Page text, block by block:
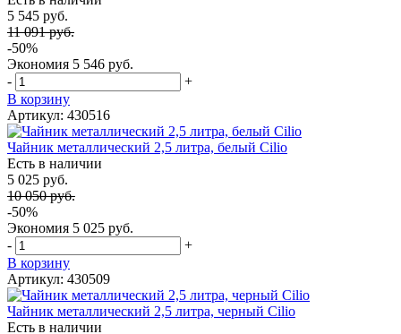
5 545 руб.
11 091 руб.
-50%
Экономия 5 546 руб.
-
+
В корзину
Артикул: 430516
Чайник металлический 2,5 литра, белый Cilio
Есть в наличии
5 025 руб.
10 050 руб.
-50%
Экономия 5 025 руб.
-
+
В корзину
Артикул: 430509
Чайник металлический 2,5 литра, черный Cilio
Есть в наличии